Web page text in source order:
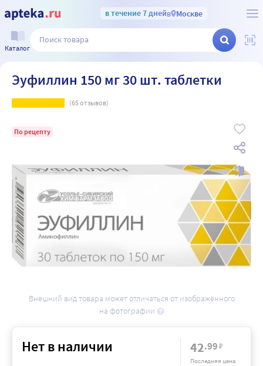
в течение 7 днейв Москве
Каталог
Эуфиллин 150 мг 30 шт. таблетки
(65отзывов)
По рецепту
Внешний вид товара может отличаться от изображённого
на фотографии
Нет в наличии 42.99₽
Последняя цена